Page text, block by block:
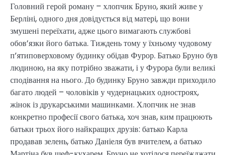
Головний герой роману – хлопчик Бруно, який живе у
Берліні, одного дня довідується від матері, що вони
змушені переїхати, адже цього вимагають службові
обов’язки його батька. Тиждень тому у їхньому чудовому
п’ятиповерховому будинку обідав Фурор. Батько Бруно був
людиною, на яку потрібно зважати, і у Фурора були великі
сподівання на нього. До будинку Бруно завжди приходило
багато людей – чоловіків у чудернацьких одностроях,
жінок із друкарськими машинками. Хлопчик не знав
конкретно професії свого батька, хоч знав, ким працюють
батьки трьох його найкращих друзів: батько Карла
продавав зелень, батько Даніеля був вчителем, а батько